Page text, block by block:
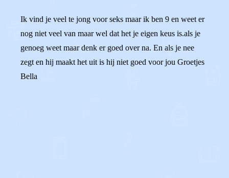
Ik vind je veel te jong voor seks maar ik ben 9 en weet er
nog niet veel van maar wel dat het je eigen keus is.als je
genoeg weet maar denk er goed over na. En als je nee
zegt en hij maakt het uit is hij niet goed voor jou Groetjes
Bella